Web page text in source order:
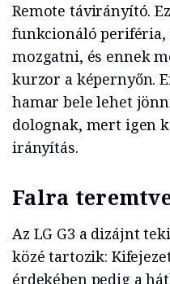
Remote távirányító.
funkcionáló periféria,
mozgatni, és ennek
kurzor a képernyőn.
hamar bele lehet
dolognak, mert igen
irányítás.
Falra
Az LG G3 a dizájnt
közé tartozik:
érdekében pedig a